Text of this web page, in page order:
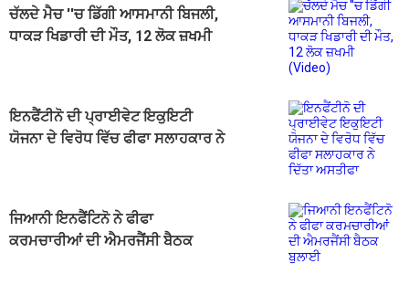
ਚੱਲਦੇ ਮੈਚ ''ਚ ਡਿੱਗੀ ਆਸਮਾਨੀ ਬਿਜਲੀ,
ਧਾਕੜ ਖਿਡਾਰੀ ਦੀ ਮੌਤ, 12 ਲੋਕ ਜ਼ਖਮੀ
ਇਨਫੈਂਟੀਨੋ ਦੀ ਪ੍ਰਾਈਵੇਟ ਇਕੁਇਟੀ
ਯੋਜਨਾ ਦੇ ਵਿਰੋਧ ਵਿੱਚ ਫੀਫਾ ਸਲਾਹਕਾਰ ਨੇ
ਜਿਆਨੀ ਇਨਫੈਂਟਿਨੋ ਨੇ ਫੀਫਾ
ਕਰਮਚਾਰੀਆਂ ਦੀ ਐਮਰਜੈਂਸੀ ਬੈਠਕ